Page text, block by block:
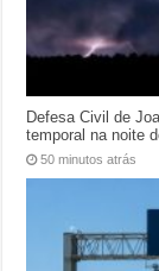
Defesa Civil de
temporal na noite
50 minutos atrás